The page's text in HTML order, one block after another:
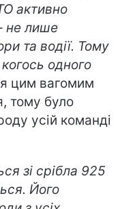
активно
не лише
та водії. Тому
одного
цим вагомим
тому було
усій команді
зі срібла 925
Його